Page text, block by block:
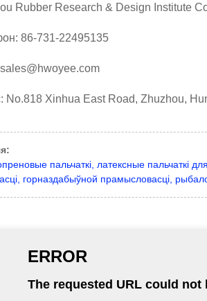
Rubber Research & Design Institute
86-731-22495135
No.818 Xinhua East Road, Zhuzhou,
пальчаткі, латексные пальчаткі
горназдабыўной прамысловасці,